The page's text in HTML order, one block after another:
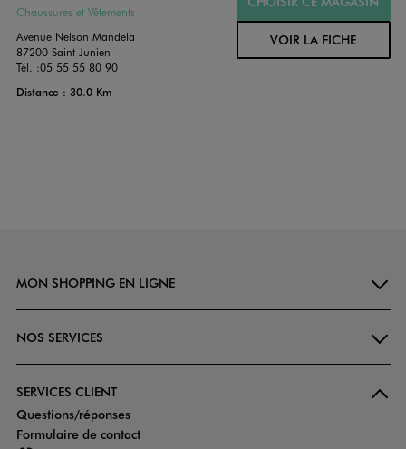
Chaussures et Vêtements
Avenue Nelson Mandela
87200 Saint Junien
Tél. :05 55 55 80 90
Distance : 30.0 Km
VOIR LA FICHE
MON SHOPPING EN LIGNE
NOS SERVICES
SERVICES CLIENT
Questions/réponses
Formulaire de contact